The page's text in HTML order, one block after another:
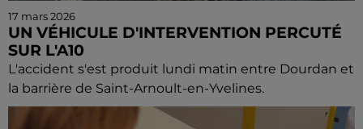
17 mars 2026
UN VÉHICULE D'INTERVENTION PERCUTÉ
SUR L'A10
L'accident s'est produit lundi matin entre Dourdan et
la barrière de Saint-Arnoult-en-Yvelines.